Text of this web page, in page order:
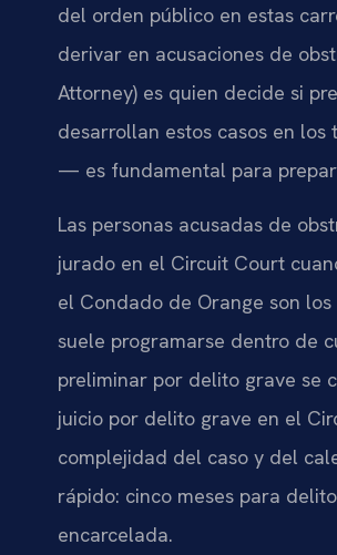
del orden público en estas
derivar en acusaciones de
Attorney) es quien decide si
desarrollan estos casos en
— es fundamental para
Las personas acusadas de
jurado en el Circuit Court
el Condado de Orange son
suele programarse dentro de
preliminar por delito grave se
juicio por delito grave en el
complejidad del caso y del
rápido: cinco meses para
encarcelada.